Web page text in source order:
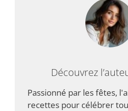
Découvrez
Passionné par les fêtes,
recettes pour célébrer